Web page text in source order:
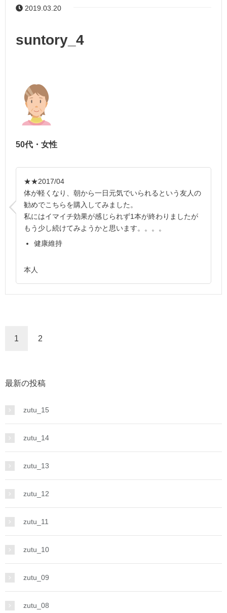
2019.03.20
suntory_4
50代・女性
★★2017/04
体が軽くなり、朝から一日元気でいられるという友人の
勧めでこちらを購入してみました。
私にはイマイチ効果が感じられず1本が終わりましたが
もう少し続けてみようかと思います。。。。
健康維持
本人
1 2
最新の投稿
zutu_15
zutu_14
zutu_13
zutu_12
zutu_11
zutu_10
zutu_09
zutu_08